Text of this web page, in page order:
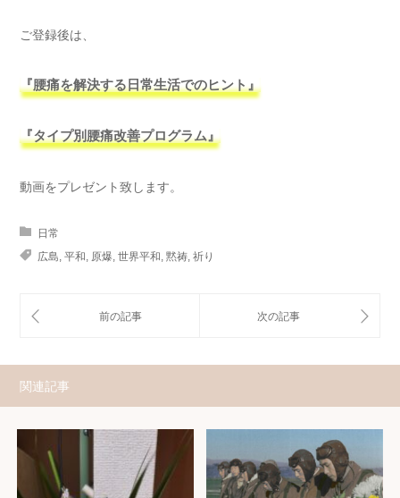
ご登録後は、
『腰痛を解決する日常生活でのヒント』
『タイプ別腰痛改善プログラム』
動画をプレゼント致します。
日常
広島, 平和, 原爆, 世界平和, 黙祷, 祈り
関連記事